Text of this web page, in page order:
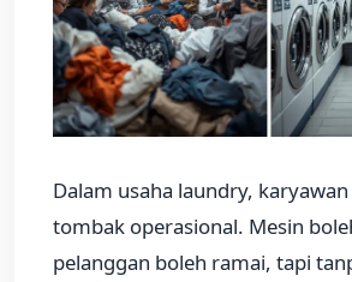
Dalam usaha laundry,
tombak operasional. Mesin
pelanggan boleh ramai, tapi